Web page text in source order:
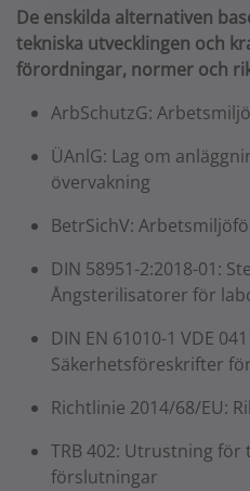
De enskilda alternativen
tekniska utvecklingen och
förordningar, normer och
ArbSchutzG:
ÜAnlG: Lag om
övervakning
BetrSichV:
DIN 58951-2:2018-01:
Ångsterilisatorer för
DIN EN 61010-1 VDE
Säkerhetsföreskrifter
Richtlinie 2014/68/EU:
TRB 402: Utrustning
förslutningar